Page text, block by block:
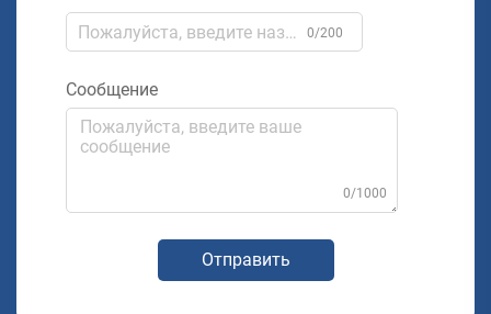
0/200
Сообщение
0/1000
Отправить